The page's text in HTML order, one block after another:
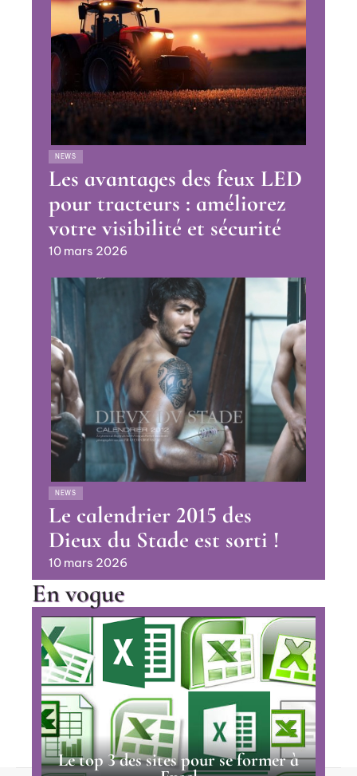
NEWS
Les avantages des feux LED
pour tracteurs : améliorez
votre visibilité et sécurité
10 mars 2026
NEWS
Le calendrier 2015 des
Dieux du Stade est sorti !
10 mars 2026
En vogue
Le top 3 des sites pour se former à